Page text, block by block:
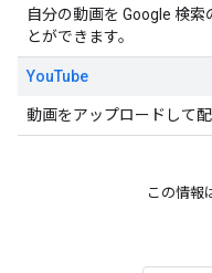
自分の動画を Google 検
とができます。
YouTube
動画をアップロードして
この情報